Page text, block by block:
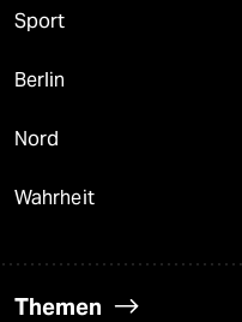
Sport
Berlin
Nord
Wahrheit
Themen